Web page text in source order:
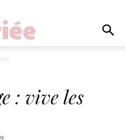
: vive les